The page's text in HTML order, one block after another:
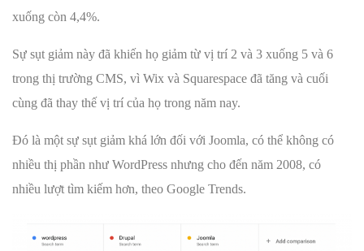
xuống còn 4,4%.
Sự sụt giảm này đã khiến họ giảm từ vị trí 2 và 3 xuống 5 và 6
trong thị trường CMS, vì Wix và Squarespace đã tăng và cuối
cùng đã thay thế vị trí của họ trong năm nay.
Đó là một sự sụt giảm khá lớn đối với Joomla, có thể không có
nhiều thị phần như WordPress nhưng cho đến năm 2008, có
nhiều lượt tìm kiếm hơn, theo Google Trends.